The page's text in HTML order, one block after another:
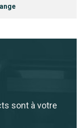
sont à votre